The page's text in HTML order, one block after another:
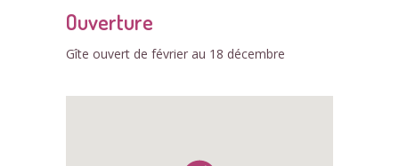
Ouverture
Gîte ouvert de février au 18 décembre